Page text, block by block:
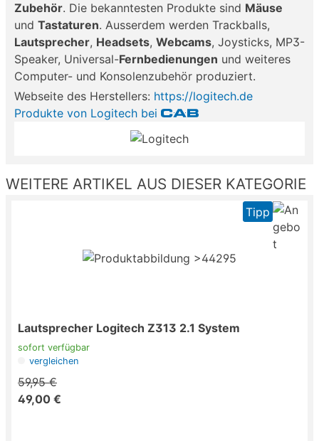
Zubehör. Die bekanntesten Produkte sind Mäuse
und Tastaturen. Ausserdem werden Trackballs,
Lautsprecher, Headsets, Webcams, Joysticks, MP3-
Speaker, Universal-Fernbedienungen und weiteres
Computer- und Konsolenzubehör produziert.
Webseite des Herstellers: https://logitech.de
Produkte von Logitech bei
WEITERE ARTIKEL AUS DIESER KATEGORIE
Tipp
Lautsprecher Logitech Z313 2.1 System
sofort verfügbar
vergleichen
59,95 €
49,00 €